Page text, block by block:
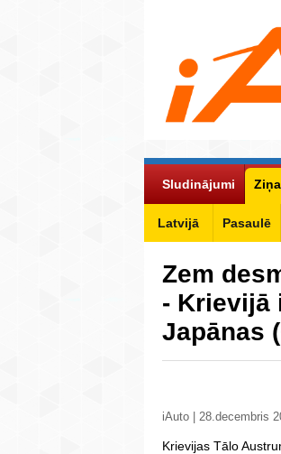
Sludinājumi
Latvijā Pasaulē
Zem
- Krievijā
Japānas
iAuto | 28.decembris
Krievijas Tālo